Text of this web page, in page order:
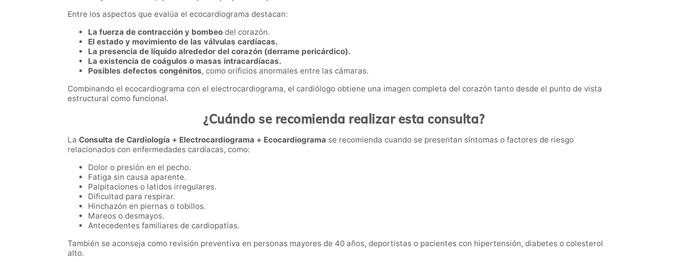
Entre los aspectos que evalúa el ecocardiograma destacan:
La fuerza de contracción y bombeo del corazón.
El estado y movimiento de las válvulas cardíacas.
La presencia de líquido alrededor del corazón (derrame pericárdico).
La existencia de coágulos o masas intracardíacas.
Posibles defectos congénitos, como orificios anormales entre las cámaras.
Combinando el ecocardiograma con el electrocardiograma, el cardiólogo obtiene una imagen completa del corazón tanto desde el punto de vista
estructural como funcional.
¿Cuándo se recomienda realizar esta consulta?
La Consulta de Cardiología + Electrocardiograma + Ecocardiograma se recomienda cuando se presentan síntomas o factores de riesgo
relacionados con enfermedades cardíacas, como:
Dolor o presión en el pecho.
Fatiga sin causa aparente.
Palpitaciones o latidos irregulares.
Dificultad para respirar.
Hinchazón en piernas o tobillos.
Mareos o desmayos.
Antecedentes familiares de cardiopatías.
También se aconseja como revisión preventiva en personas mayores de 40 años, deportistas o pacientes con hipertensión, diabetes o colesterol
alto.